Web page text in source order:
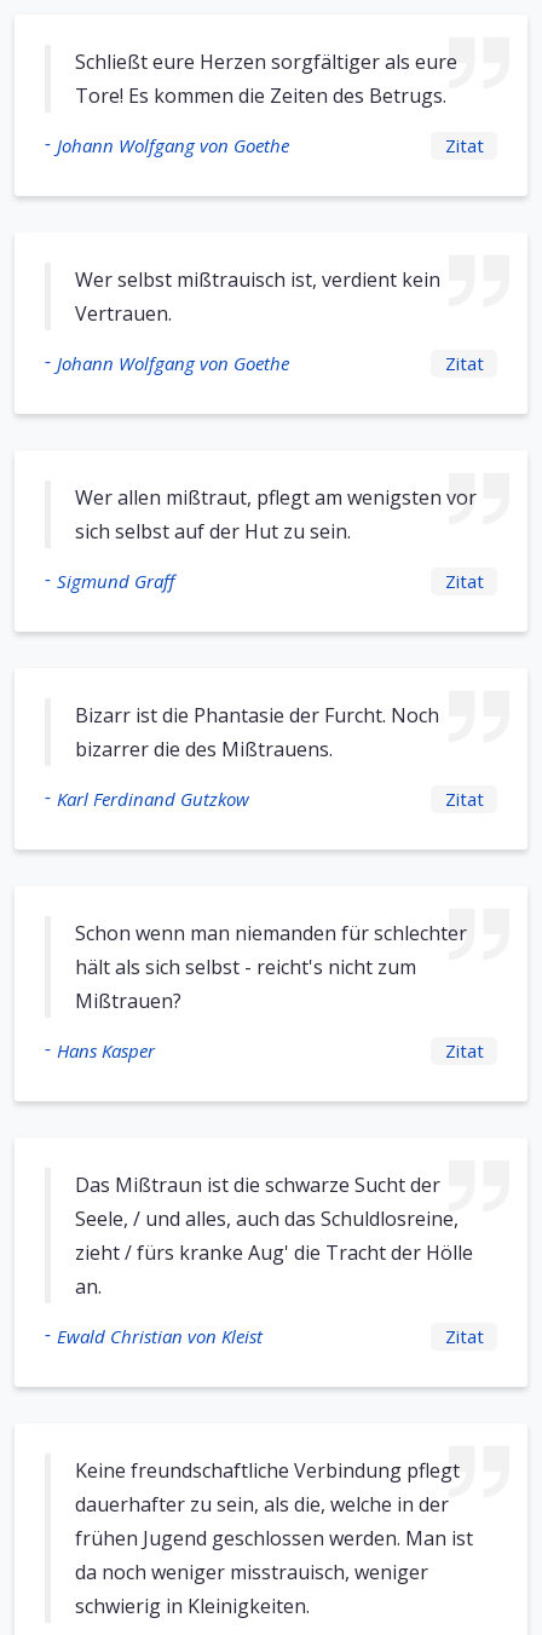
Schließt eure Herzen sorgfältiger als eure
Tore! Es kommen die Zeiten des Betrugs.
- Johann Wolfgang von Goethe Zitat
Wer selbst mißtrauisch ist, verdient kein
Vertrauen.
- Johann Wolfgang von Goethe Zitat
Wer allen mißtraut, pflegt am wenigsten vor
sich selbst auf der Hut zu sein.
- Sigmund Graff Zitat
Bizarr ist die Phantasie der Furcht. Noch
bizarrer die des Mißtrauens.
- Karl Ferdinand Gutzkow Zitat
Schon wenn man niemanden für schlechter
hält als sich selbst - reicht's nicht zum
Mißtrauen?
- Hans Kasper Zitat
Das Mißtraun ist die schwarze Sucht der
Seele, / und alles, auch das Schuldlosreine,
zieht / fürs kranke Aug' die Tracht der Hölle
an.
- Ewald Christian von Kleist Zitat
Keine freundschaftliche Verbindung pflegt
dauerhafter zu sein, als die, welche in der
frühen Jugend geschlossen werden. Man ist
da noch weniger misstrauisch, weniger
schwierig in Kleinigkeiten.